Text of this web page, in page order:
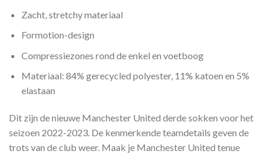
Zacht, stretchy materiaal
Formotion-design
Compressiezones rond de enkel en voetboog
Materiaal: 84% gerecycled polyester, 11% katoen en 5%
elastaan
Dit zijn de nieuwe Manchester United derde sokken voor het
seizoen 2022-2023. De kenmerkende teamdetails geven de
trots van de club weer. Maak je Manchester United tenue